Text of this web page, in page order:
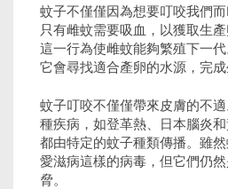
蚊子不僅僅因為想要叮咬我們
只有雌蚊需要吸血，以獲取生產
這一行為使雌蚊能夠繁殖下一
它會尋找適合產卵的水源，完成
蚊子叮咬不僅僅帶來皮膚的不
種疾病，如登革熱、日本腦炎
都由特定的蚊子種類傳播。雖
愛滋病這樣的病毒，但它們仍
脅。